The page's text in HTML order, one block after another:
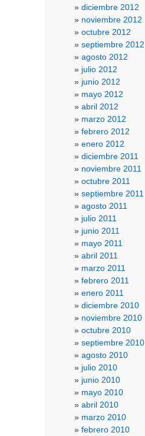
diciembre 2012
noviembre 2012
octubre 2012
septiembre 2012
agosto 2012
julio 2012
junio 2012
mayo 2012
abril 2012
marzo 2012
febrero 2012
enero 2012
diciembre 2011
noviembre 2011
octubre 2011
septiembre 2011
agosto 2011
julio 2011
junio 2011
mayo 2011
abril 2011
marzo 2011
febrero 2011
enero 2011
diciembre 2010
noviembre 2010
octubre 2010
septiembre 2010
agosto 2010
julio 2010
junio 2010
mayo 2010
abril 2010
marzo 2010
febrero 2010